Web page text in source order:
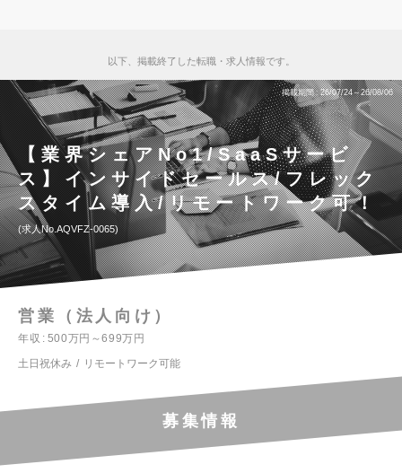
以下、掲載終了した転職・求人情報です。
掲載期間 26/07/24～26/08/06
【業界シェアNo1/SaaSサービ
ス】インサイドセールス/フレック
スタイム導入/リモートワーク可！
求人No.AQVFZ-0065
営業（法人向け）
年収
500万円～699万円
土日祝休み
リモートワーク可能
募集情報